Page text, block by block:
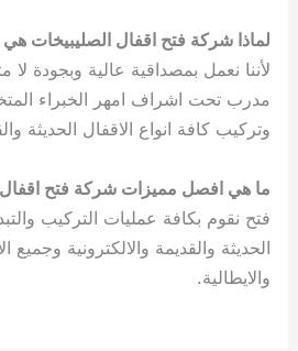
لماذا شركة فتح اقفال الصليبيخات
لأننا نعمل بمصداقية عالية وبجودة
مدرب تحت اشراف امهر الخبراء
وتركيب كافة انواع الاقفال الحديثة
ما هي افصل مميزات شركة فتح اقفال
فتح نقوم بكافة عمليات التركيب
الحديثة والقديمة والالكترونية وجميع
والايطالية.